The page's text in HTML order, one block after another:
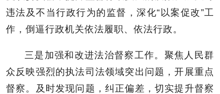
违法及不当行政行为的监督，深化“以案促改”工
作，倒逼行政机关依法履职、依法行政。
三是加强和改进法治督察工作。聚焦人民群
众反映强烈的执法司法领域突出问题，开展重点
督察。及时发现问题，纠正偏差，切实提升督察